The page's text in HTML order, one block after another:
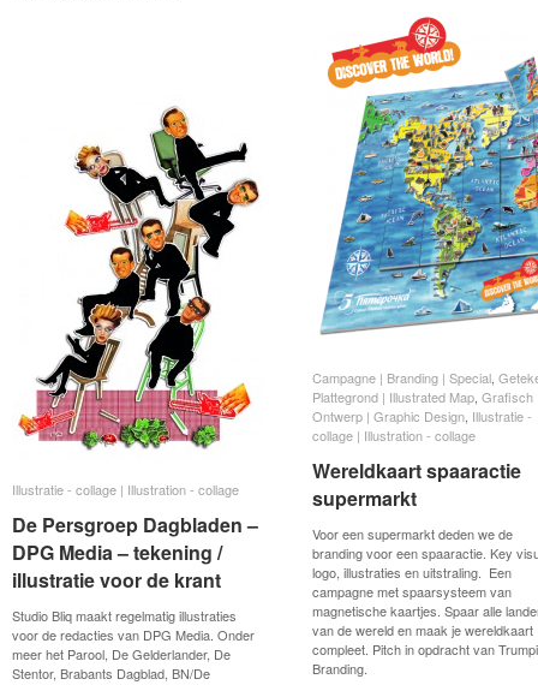
Campagne | Branding | Special
Plattegrond | Illustrated Map Grafisch
Ontwerp | Graphic Design Illustratie -
collage | Illustration - collage
Wereldkaart spaaractie
supermarkt
Voor een supermarkt deden we de
branding voor een spaaractie. Key
logo, illustraties en uitstraling. Een
campagne met spaarsysteem van
magnetische kaartjes. Spaar alle
van de wereld en maak je wereldkaart
compleet. Pitch in opdracht van
Branding.
Campagne | Branding | Special
Plattegrond | Illustrated Map Grafisch
Ontwerp | Graphic Design Illustratie -
collage | Illustration - collage
Wereldkaart spaaractie
supermarkt
Illustratie - collage | Illustration - collage
De Persgroep Dagbladen –
DPG Media – tekening /
illustratie voor de krant
Studio Bliq maakt regelmatig illustraties
voor de redacties van DPG Media. Onder
meer het Parool, De Gelderlander, De
Stentor, Brabants Dagblad, BN/De
Illustratie - collage | Illustration - collage
De Persgroep Dagbladen –
DPG Media – tekening /
illustratie voor de krant